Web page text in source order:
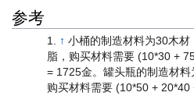
参考
↑ 小桶的制造材料为30木
脂，购买材料需要 (10*30 +
= 1725金。罐头瓶的制造材料
购买材料需要 (10*50 + 20*40